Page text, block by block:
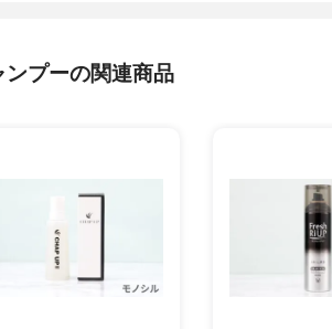
ンプーの関連商品